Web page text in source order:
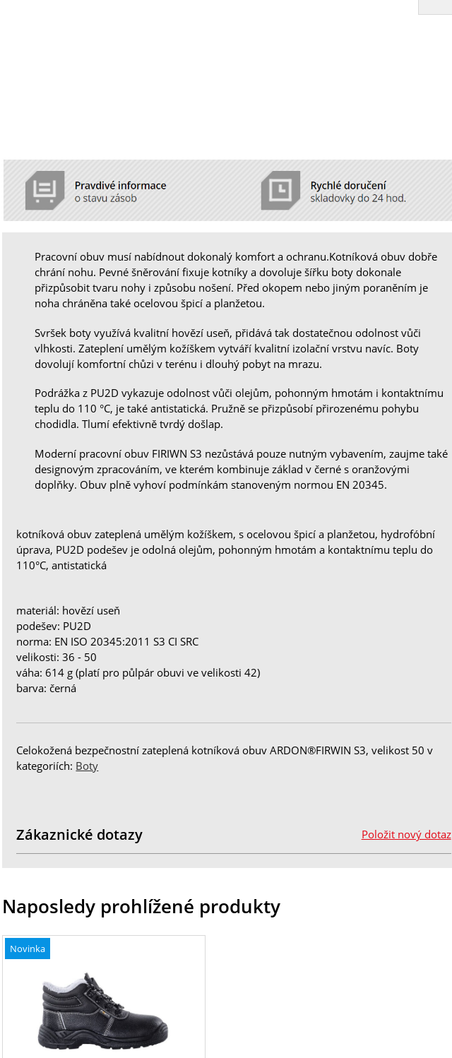
Pracovní obuv musí nabídnout dokonalý komfort a ochranu.Kotníková obuv dobře
chrání nohu. Pevné šněrování fixuje kotníky a dovoluje šířku boty dokonale
přizpůsobit tvaru nohy i způsobu nošení. Před okopem nebo jiným poraněním je
noha chráněna také ocelovou špicí a planžetou.
Svršek boty využívá kvalitní hovězí useň, přidává tak dostatečnou odolnost vůči
vlhkosti. Zateplení umělým kožíškem vytváří kvalitní izolační vrstvu navíc. Boty
dovolují komfortní chůzi v terénu i dlouhý pobyt na mrazu.
Podrážka z PU2D vykazuje odolnost vůči olejům, pohonným hmotám i kontaktnímu
teplu do 110 °C, je také antistatická. Pružně se přizpůsobí přirozenému pohybu
chodidla. Tlumí efektivně tvrdý došlap.
Moderní pracovní obuv FIRIWN S3 nezůstává pouze nutným vybavením, zaujme také
designovým zpracováním, ve kterém kombinuje základ v černé s oranžovými
doplňky. Obuv plně vyhoví podmínkám stanoveným normou EN 20345.
kotníková obuv zateplená umělým kožíškem, s ocelovou špicí a planžetou, hydrofóbní
úprava, PU2D podešev je odolná olejům, pohonným hmotám a kontaktnímu teplu do
110°C, antistatická
materiál: hovězí useň
podešev: PU2D
norma: EN ISO 20345:2011 S3 CI SRC
velikosti: 36 - 50
váha: 614 g (platí pro půlpár obuvi ve velikosti 42)
barva: černá
Celokožená bezpečnostní zateplená kotníková obuv ARDON®FIRWIN S3, velikost 50 v
kategoriích: Boty
Položit nový dotaz
Zákaznické dotazy
Naposledy prohlížené produkty
Novinka